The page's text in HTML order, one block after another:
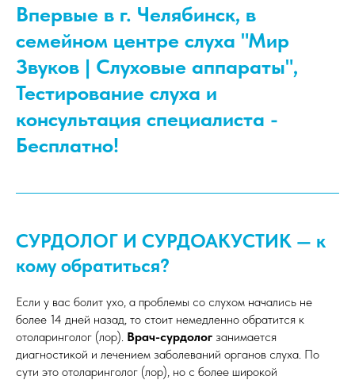
Впервые в г. Челябинск, в
семейном центре слуха "Мир
Звуков | Слуховые аппараты",
Тестирование слуха и
консультация специалиста -
Бесплатно!
СУРДОЛОГ И СУРДОАКУСТИК — к
кому обратиться?
Если у вас болит ухо, а проблемы со слухом начались не
более 14 дней назад, то стоит немедленно обратится к
отоларинголог (лор). Врач-сурдолог занимается
диагностикой и лечением заболеваний органов слуха. По
сути это отоларинголог (лор), но с более широкой